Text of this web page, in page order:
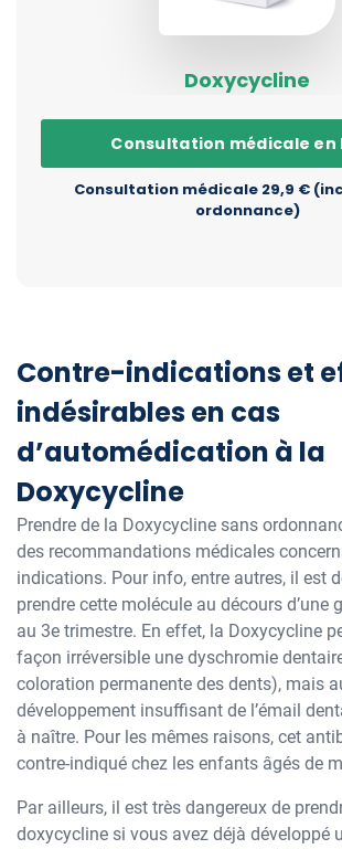
Doxycycline
Consultation médicale en
Consultation médicale 29,9 €
ordonnance)
Contre-indications et
indésirables en cas
d’automédication à la
Doxycycline
Prendre de la Doxycycline sans
des recommandations médicales
indications. Pour info, entre autres, il est
prendre cette molécule au décours d’une
au 3e trimestre. En effet, la Doxycycline
façon irréversible une dyschromie
coloration permanente des dents), mais
développement insuffisant de l’émail
à naître. Pour les mêmes raisons, cet
contre-indiqué chez les enfants âgés de
Par ailleurs, il est très dangereux de
doxycycline si vous avez déjà développé